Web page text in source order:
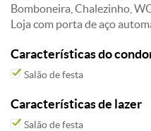
Bomboneira, Chalezinho,
Loja com porta de aço
Características do
Salão de festa
Características de lazer
Salão de festa